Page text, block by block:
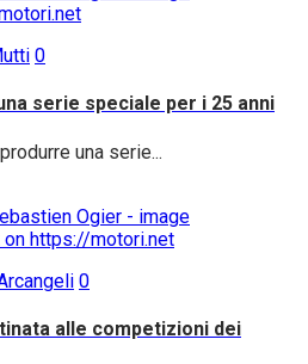
0
serie speciale per i 25 anni
una serie...
0
alle competizioni dei